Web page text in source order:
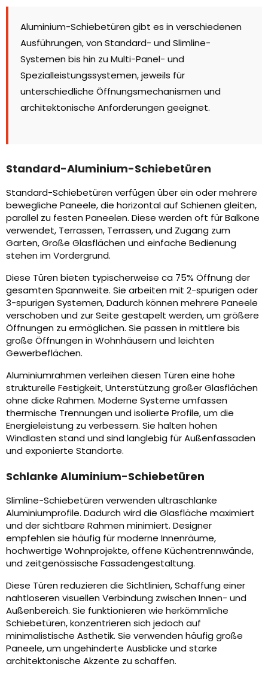
Aluminium-Schiebetüren gibt es in verschiedenen
Ausführungen, von Standard- und Slimline-
Systemen bis hin zu Multi-Panel- und
Spezialleistungssystemen, jeweils für
unterschiedliche Öffnungsmechanismen und
architektonische Anforderungen geeignet.
Standard-Aluminium-Schiebetüren
Standard-Schiebetüren verfügen über ein oder mehrere
bewegliche Paneele, die horizontal auf Schienen gleiten,
parallel zu festen Paneelen. Diese werden oft für Balkone
verwendet, Terrassen, Terrassen, und Zugang zum
Garten, Große Glasflächen und einfache Bedienung
stehen im Vordergrund.
Diese Türen bieten typischerweise ca 75% Öffnung der
gesamten Spannweite. Sie arbeiten mit 2-spurigen oder
3-spurigen Systemen, Dadurch können mehrere Paneele
verschoben und zur Seite gestapelt werden, um größere
Öffnungen zu ermöglichen. Sie passen in mittlere bis
große Öffnungen in Wohnhäusern und leichten
Gewerbeflächen.
Aluminiumrahmen verleihen diesen Türen eine hohe
strukturelle Festigkeit, Unterstützung großer Glasflächen
ohne dicke Rahmen. Moderne Systeme umfassen
thermische Trennungen und isolierte Profile, um die
Energieleistung zu verbessern. Sie halten hohen
Windlasten stand und sind langlebig für Außenfassaden
und exponierte Standorte.
Schlanke Aluminium-Schiebetüren
Slimline-Schiebetüren verwenden ultraschlanke
Aluminiumprofile. Dadurch wird die Glasfläche maximiert
und der sichtbare Rahmen minimiert. Designer
empfehlen sie häufig für moderne Innenräume,
hochwertige Wohnprojekte, offene Küchentrennwände,
und zeitgenössische Fassadengestaltung.
Diese Türen reduzieren die Sichtlinien, Schaffung einer
nahtloseren visuellen Verbindung zwischen Innen- und
Außenbereich. Sie funktionieren wie herkömmliche
Schiebetüren, konzentrieren sich jedoch auf
minimalistische Ästhetik. Sie verwenden häufig große
Paneele, um ungehinderte Ausblicke und starke
architektonische Akzente zu schaffen.